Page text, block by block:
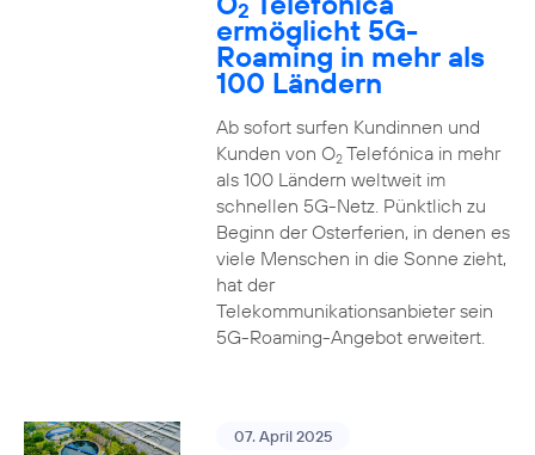
2
ermöglicht 5G-
Roaming in mehr als
100 Ländern
Ab sofort surfen Kundinnen und
Kunden von O2Telefónica in mehr
als 100 Ländern weltweit im
schnellen 5G-Netz. Pünktlich zu
Beginn der Osterferien, in denen es
viele Menschen in die Sonne zieht,
hat der
Telekommunikationsanbieter sein
5G-Roaming-Angebot erweitert.
07. April 2025